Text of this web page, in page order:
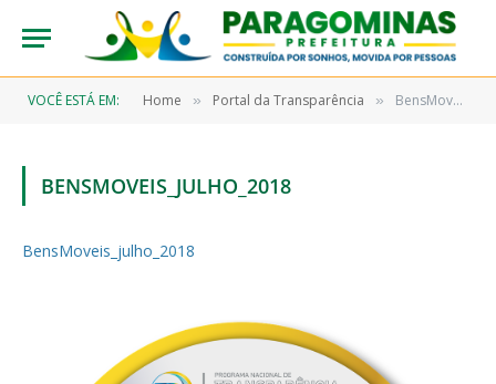
VOCÊ ESTÁ EM: Home » Portal da Transparência » BensMoveis_julho_2018
BENSMOVEIS_JULHO_2018
BensMoveis_julho_2018